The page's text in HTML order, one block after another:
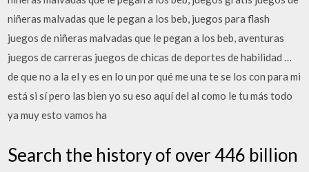
niñeras malvadas que le pegan a los beb, juegos para flash
juegos de niñeras malvadas que le pegan a los beb, aventuras
juegos de carreras juegos de chicas de deportes de habilidad …
de que no a la el y es en lo un por qué me una te se los con para mi
está si sí pero las bien yo su eso aquí del al como le tu más todo
ya muy esto vamos ha
Search the history of over 446 billion